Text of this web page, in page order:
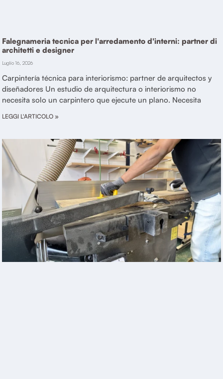
Falegnameria tecnica per l'arredamento d'interni: partner di
architetti e designer
Luglio 16, 2026
Carpintería técnica para interiorismo: partner de arquitectos y
diseñadores Un estudio de arquitectura o interiorismo no
necesita solo un carpintero que ejecute un plano. Necesita
LEGGI L'ARTICOLO »